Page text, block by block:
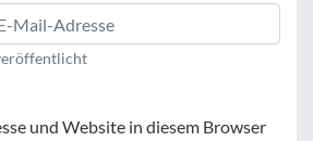
und Website in diesem Browser